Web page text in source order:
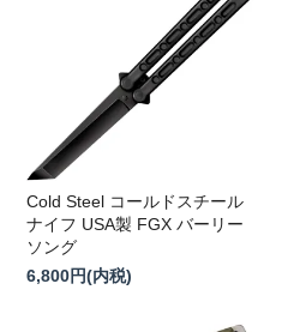
Cold Steel コールドスチール
ナイフ USA製 FGX バーリー
ソング
6,800円(内税)